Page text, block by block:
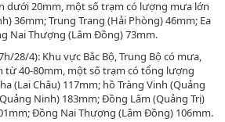
dưới 20mm, một số trạm có lượng mưa lớn
36mm; Trung Trang (Hải Phòng) 46mm; Ea
Nai Thượng (Lâm Đồng) 73mm.
28/4): Khu vực Bắc Bộ, Trung Bộ có mưa,
40-80mm, một số trạm có tổng lượng
(Lai Châu) 117mm; hồ Tràng Vinh (Quảng
Ninh) 183mm; Đồng Lâm (Quảng Trị)
Đồng Nai Thượng (Lâm Đồng) 106mm.